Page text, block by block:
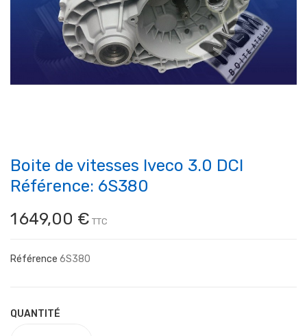
Boite de vitesses Iveco 3.0 DCI
Référence: 6S380
1 649,00 € TTC
Référence 6S380
QUANTITÉ